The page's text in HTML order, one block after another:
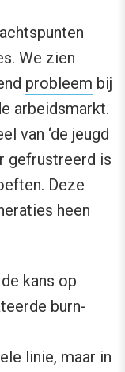
We zien
probleem bij
arbeidsmarkt.
van ‘de jeugd
gefrustreerd is
Deze
heen
kans op
burn-
linie, maar in